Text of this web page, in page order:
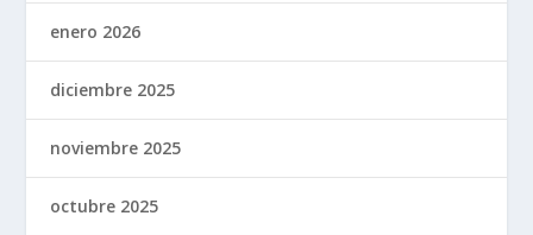
enero 2026
diciembre 2025
noviembre 2025
octubre 2025